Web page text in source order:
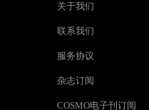
关于我们
联系我们
服务协议
杂志订阅
COSMO电子刊订阅